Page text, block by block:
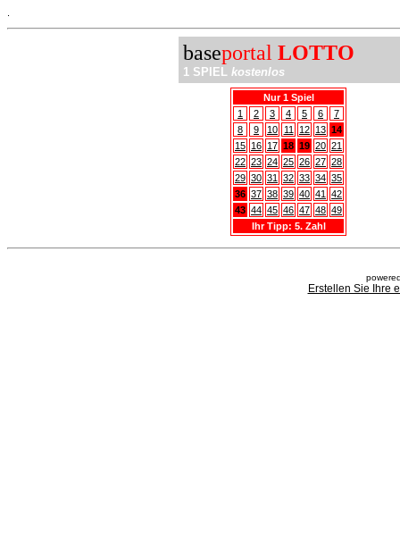
baseportal LOTTO
1 SPIEL kostenlos
Nur 1 Spiel
1
2 3 4 5 6
7
8
9 10 11 12 13 14
15 16 17 18 19 20 21
22 23 24 25 26 27 28
29 30 31 32 33 34 35
36 37 38 39 40 41
42
43 44 45 46 47 48 49
Ihr Tipp: 5. Zahl
Erstellen Sie Ihre